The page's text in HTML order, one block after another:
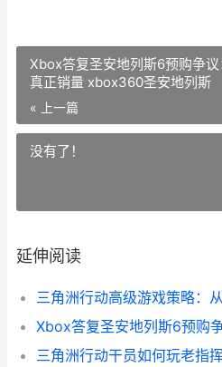
Xbox答复圣安地列斯6预购争
真正销量 xbox360圣安地列斯
« 上一篇
没有了！
延伸阅读